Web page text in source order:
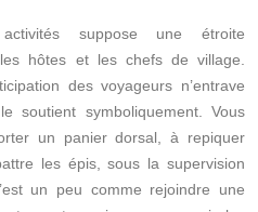
suppose une étroite
hôtes et les chefs de village.
des voyageurs n’entrave
soutient symboliquement. Vous
un panier dorsal, à repiquer
les épis, sous la supervision
un peu comme rejoindre une